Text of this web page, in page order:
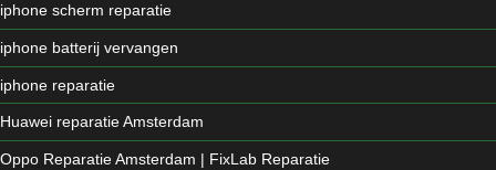
iphone scherm reparatie
iphone batterij vervangen
iphone reparatie
Huawei reparatie Amsterdam
Oppo Reparatie Amsterdam | FixLab Reparatie